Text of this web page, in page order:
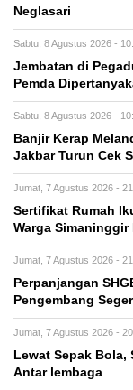
Neglasari
Sabtu, 8 Agustus 2026 -
Jembatan di
Pemda
Sabtu, 8 Agustus 2026 -
Banjir Kerap
Jakbar Turun Cek
Jumat, 7 Agustus 2026 -
Sertifikat Rumah
Warga
Jumat, 7 Agustus 2026 -
Perpanjangan
Pengembang
Jumat, 7 Agustus 2026 -
Lewat Sepak Bola,
Antar lembaga